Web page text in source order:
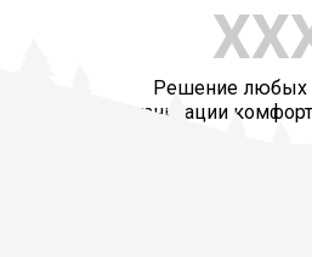
Решение любых
организации